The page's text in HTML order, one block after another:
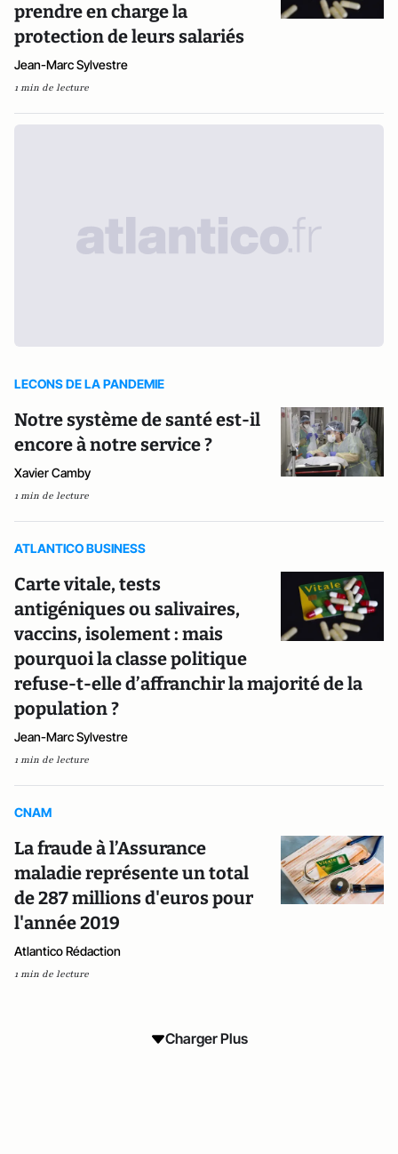
prendre en charge la
protection de leurs salariés
Jean-Marc Sylvestre
1 min de lecture
LECONS DE LA PANDEMIE
Notre système de santé est-il
encore à notre service ?
Xavier Camby
1 min de lecture
ATLANTICO BUSINESS
Carte vitale, tests
antigéniques ou salivaires,
vaccins, isolement : mais
pourquoi la classe politique
refuse-t-elle d’affranchir la majorité de la
population ?
Jean-Marc Sylvestre
1 min de lecture
CNAM
La fraude à l’Assurance
maladie représente un total
de 287 millions d'euros pour
l'année 2019
Atlantico Rédaction
1 min de lecture
Charger Plus